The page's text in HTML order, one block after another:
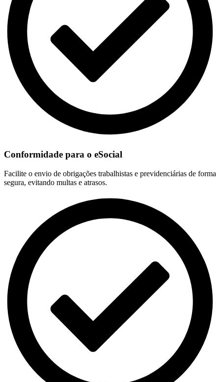
Conformidade para o eSocial
Facilite o envio de obrigações trabalhistas e previdenciárias de forma
segura, evitando multas e atrasos.